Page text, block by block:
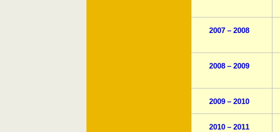
2007 – 2008
2008 – 2009
2009 – 2010
2010 – 2011